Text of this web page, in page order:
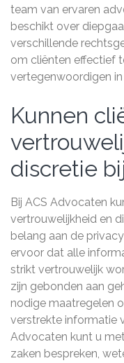
team van ervaren
beschikt over
verschillende
om cliënten effectief
vertegenwoordigen
Kunnen
discretie
Bij ACS Advocaten
vertrouwelijkheid en
belang aan de
ervoor dat alle
strikt vertrouwelijk
zijn gebonden aan
nodige maatregelen
verstrekte informatie
Advocaten kunt u
zaken bespreken,